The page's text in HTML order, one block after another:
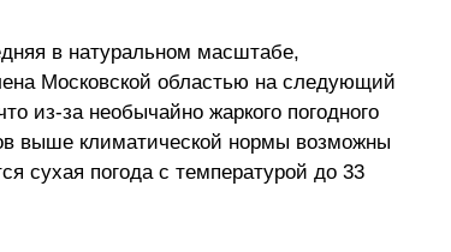
в натуральном масштабе,
​​Московской областью на следующий
из-за необычайно жаркого погодного
выше климатической нормы возможны
сухая погода с температурой до 33